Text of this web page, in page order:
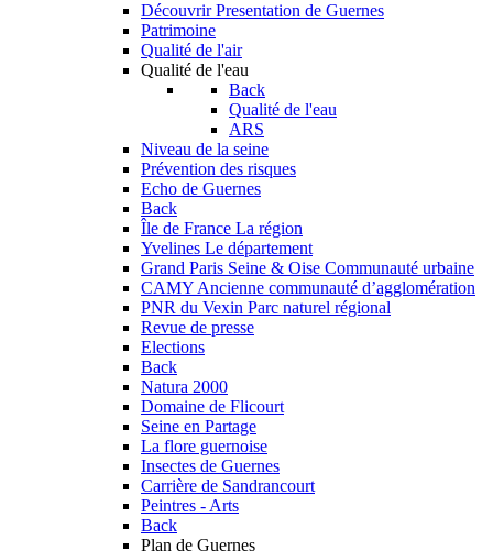
Découvrir Presentation de Guernes
Patrimoine
Qualité de l'air
Qualité de l'eau
Back
Qualité de l'eau
ARS
Niveau de la seine
Prévention des risques
Echo de Guernes
Back
Île de France La région
Yvelines Le département
Grand Paris Seine & Oise Communauté urbaine
CAMY Ancienne communauté d’agglomération
PNR du Vexin Parc naturel régional
Revue de presse
Elections
Back
Natura 2000
Domaine de Flicourt
Seine en Partage
La flore guernoise
Insectes de Guernes
Carrière de Sandrancourt
Peintres - Arts
Back
Plan de Guernes